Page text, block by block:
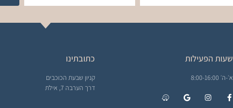
שעות הפעילות
א׳-ה׳ 8:00-16:00
כתובתינו
קניון שבעת הכוכבים
דרך הערבה 7, אילת